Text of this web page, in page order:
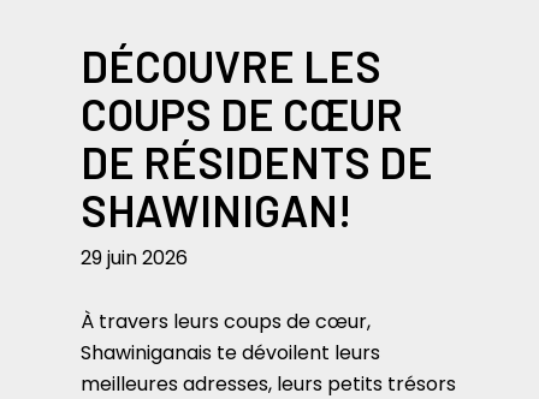
DÉCOUVRE LES
COUPS DE CŒUR
DE RÉSIDENTS DE
SHAWINIGAN!
29 juin 2026
À travers leurs coups de cœur,
Shawiniganais te dévoilent leurs
meilleures adresses, leurs petits trésors